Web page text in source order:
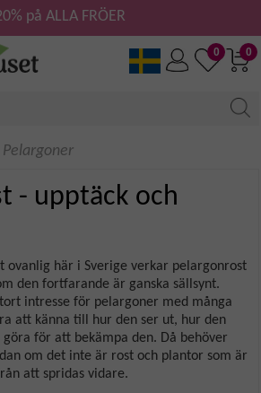
0
0
på ALLA FRÖER
Pelargoner
- upptäck och
ovanlig här i Sverige verkar pelargonrost
den fortfarande är ganska sällsynt.
intresse för pelargoner med många
att känna till hur den ser ut, hur den
för att bekämpa den. Då behöver
om det inte är rost och plantor som är
att spridas vidare.